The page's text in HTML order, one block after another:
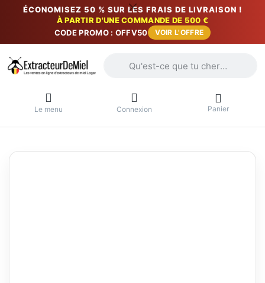
ÉCONOMISEZ 50 % SUR LES FRAIS DE LIVRAISON !
À PARTIR D'UNE COMMANDE DE 500 €
CODE PROMO : OFFV50
VOIR L'OFFRE
Le menu Connexion Panier